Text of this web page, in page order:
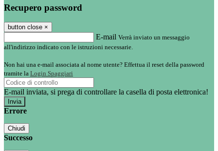
Recupero password
button close ×
E-mail Verrà inviato un messaggio
all'indirizzo indicato con le istruzioni necessarie.
Non hai una e-mail associata al nome utente? Effettua il reset della password
tramite la Login Spaggiari
E-mail inviata, si prega di controllare la casella di posta elettronica!
Errore
Chiudi
Successo